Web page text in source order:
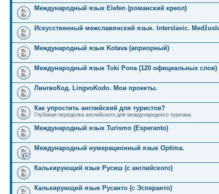
Международный язык Elefen (романский креол)
Искусственный межславянский язык. Interslavic.
Международный язык Kotava (априорный)
Международный язык Toki Pona (120 официальных слов)
ЛингвоКод. LingvoKodo. Мои проекты.
Как упростить английский для туристов?
Глубокая переделка английского для международного туризма.
Международный язык Turismo (Esperanto)
Международный нумерационный язык Optima.
Калькирующий язык Русиш (с английского)
Калькирующий язык Русанто (с Эсперанто)